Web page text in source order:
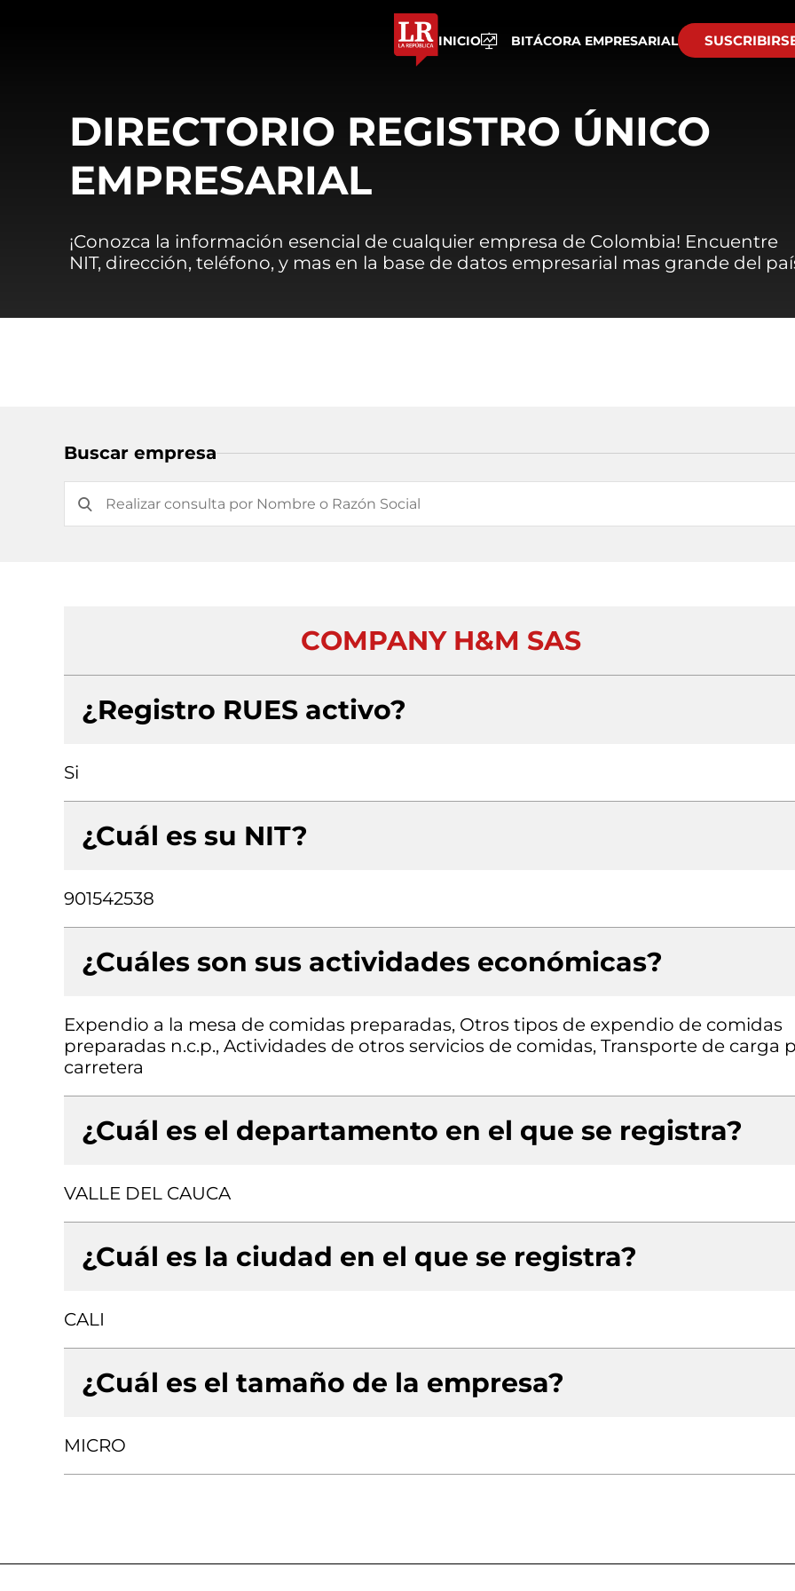
INICIO BITÁCORA EMPRESARIAL
DIRECTORIO REGISTRO ÚNICO
EMPRESARIAL
¡Conozca la información esencial de cualquier empresa de Colombia! Encuentre
NIT, dirección, teléfono, y mas en la base de datos empresarial mas grande del
Buscar empresa
COMPANY H&M SAS
¿Registro RUES activo?
Si
¿Cuál es su NIT?
901542538
¿Cuáles son sus actividades económicas?
Expendio a la mesa de comidas preparadas, Otros tipos de expendio de comidas
preparadas n.c.p., Actividades de otros servicios de comidas, Transporte de carga
carretera
¿Cuál es el departamento en el que se registra?
VALLE DEL CAUCA
¿Cuál es la ciudad en el que se registra?
CALI
¿Cuál es el tamaño de la empresa?
MICRO